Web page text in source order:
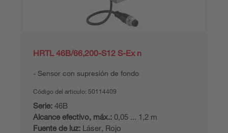
HRTL 46B/66,200-S12 S-Ex n
Sensor con supresión de fondo
Código del articulo: 50114409
Serie: 46B
Alcance efectivo, máx.: 0,05 ... 1,2 m
Fuente de luz: Láser, Rojo